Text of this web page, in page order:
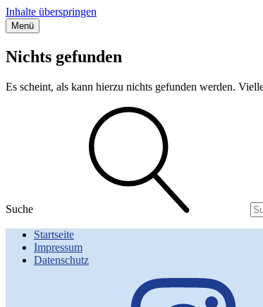
Inhalte überspringen
Streifzug durch Hamburg
Anja Reimers – Stadtführerin für Hamburg
Menü
Nichts gefunden
Es scheint, als kann hierzu nichts gefunden werden.
Suche
Startseite
Impressum
Datenschutz